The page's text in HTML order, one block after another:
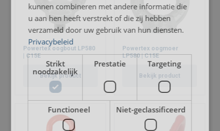
PLAW 6 t M30 500 6
PLAW 7 t* M36 800 7 7
PLAW 8 t M36 8 8
PLAW 10 t M42 10
PLAW 15 t 1500 15
PLAW 20 t M48 20 20
Powertex oogbout LP580
| C15E
Bekijk product
Powertex oogmoer
LP580 | C15E
Bekijk product
kunnen combineren met andere informatie die
u aan hen heeft verstrekt of die zij hebben
verzameld door uw gebruik van hun diensten.
Privacybeleid
Strikt
noodzakelijk
Prestatie Targeting
Functioneel Niet-geclassificeerd